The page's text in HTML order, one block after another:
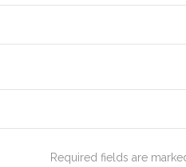
Required fields are